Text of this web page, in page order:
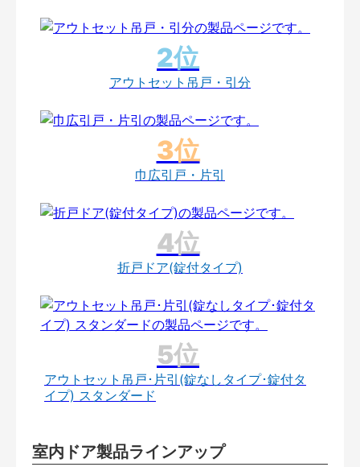
アウトセット吊戸・引分
巾広引戸・片引
折戸ドア(錠付タイプ)
アウトセット吊戸･片引(錠なしタイプ･錠付タ
イプ) スタンダード
室内ドア製品ラインアップ